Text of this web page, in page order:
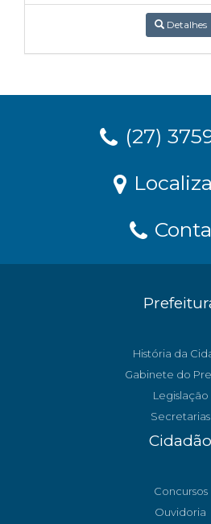
Detalhes
(27)
História da
Gabinete do
Legislação
Secretarias
Cidadão
Concursos
Ouvidoria